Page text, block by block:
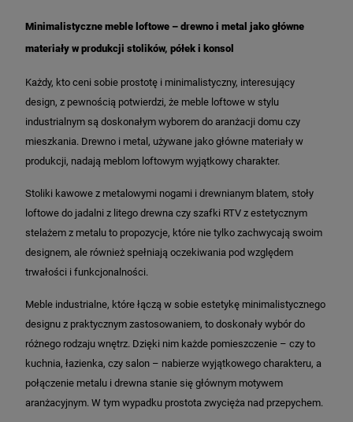
Minimalistyczne meble loftowe – drewno i metal jako główne
materiały w produkcji stolików, półek i konsol
Każdy, kto ceni sobie prostotę i minimalistyczny, interesujący
design, z pewnością potwierdzi, że meble loftowe w stylu
industrialnym są doskonałym wyborem do aranżacji domu czy
mieszkania. Drewno i metal, używane jako główne materiały w
produkcji, nadają meblom loftowym wyjątkowy charakter.
Stoliki kawowe z metalowymi nogami i drewnianym blatem, stoły
loftowe do jadalni z litego drewna czy szafki RTV z estetycznym
stelażem z metalu to propozycje, które nie tylko zachwycają swoim
designem, ale również spełniają oczekiwania pod względem
trwałości i funkcjonalności.
Meble industrialne, które łączą w sobie estetykę minimalistycznego
designu z praktycznym zastosowaniem, to doskonały wybór do
różnego rodzaju wnętrz. Dzięki nim każde pomieszczenie – czy to
kuchnia, łazienka, czy salon – nabierze wyjątkowego charakteru, a
połączenie metalu i drewna stanie się głównym motywem
aranżacyjnym. W tym wypadku prostota zwycięża nad przepychem.